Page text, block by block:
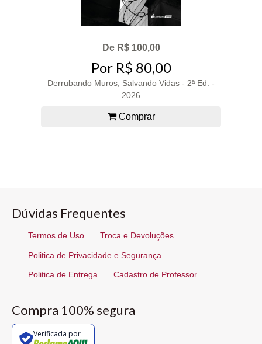
De R$ 100,00
Por R$ 80,00
Derrubando Muros, Salvando Vidas - 2ª Ed. -
2026
Comprar
Dúvidas Frequentes
Termos de Uso Troca e Devoluções
Politica de Privacidade e Segurança
Politica de Entrega Cadastro de Professor
Compra 100% segura
Verificada por